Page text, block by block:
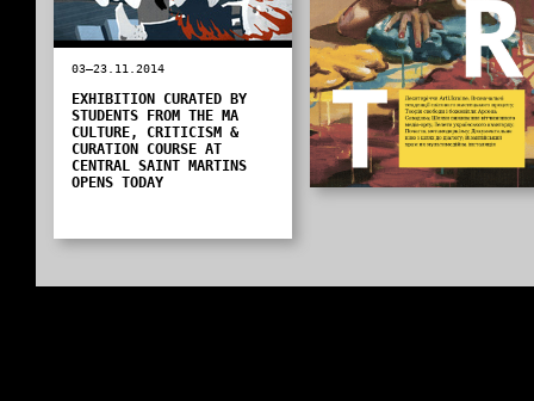
03—23.11.2014
EXHIBITION CURATED BY
STUDENTS FROM THE MA
CULTURE, CRITICISM &
CURATION COURSE AT
CENTRAL SAINT MARTINS
OPENS TODAY